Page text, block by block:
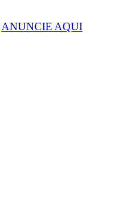
ANUNCIE AQUI